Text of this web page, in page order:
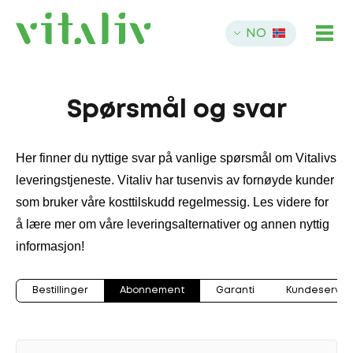
NO
Spørsmål og svar
Her finner du nyttige svar på vanlige spørsmål om Vitalivs
leveringstjeneste. Vitaliv har tusenvis av fornøyde kunder
som bruker våre kosttilskudd regelmessig. Les videre for
å lære mer om våre leveringsalternativer og annen nyttig
informasjon!
Bestillinger Abonnement Garanti